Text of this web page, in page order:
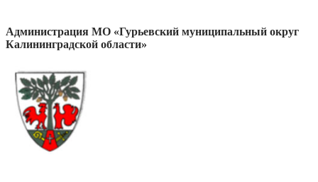
Администрация МО «Гурьевский муниципальный округ
Калининградской области»